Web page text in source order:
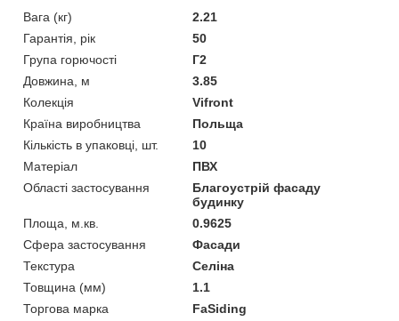
Вага (кг)
2.21
Гарантія, рік
50
Група горючості
Г2
Довжина, м
3.85
Колекція
Vifront
Країна виробництва
Польща
Кількість в упаковці, шт.
10
Матеріал
ПВХ
Області застосування
Благоустрій фасаду
будинку
Площа, м.кв.
0.9625
Сфера застосування
Фасади
Текстура
Селіна
Товщина (мм)
1.1
Торгова марка
FaSiding